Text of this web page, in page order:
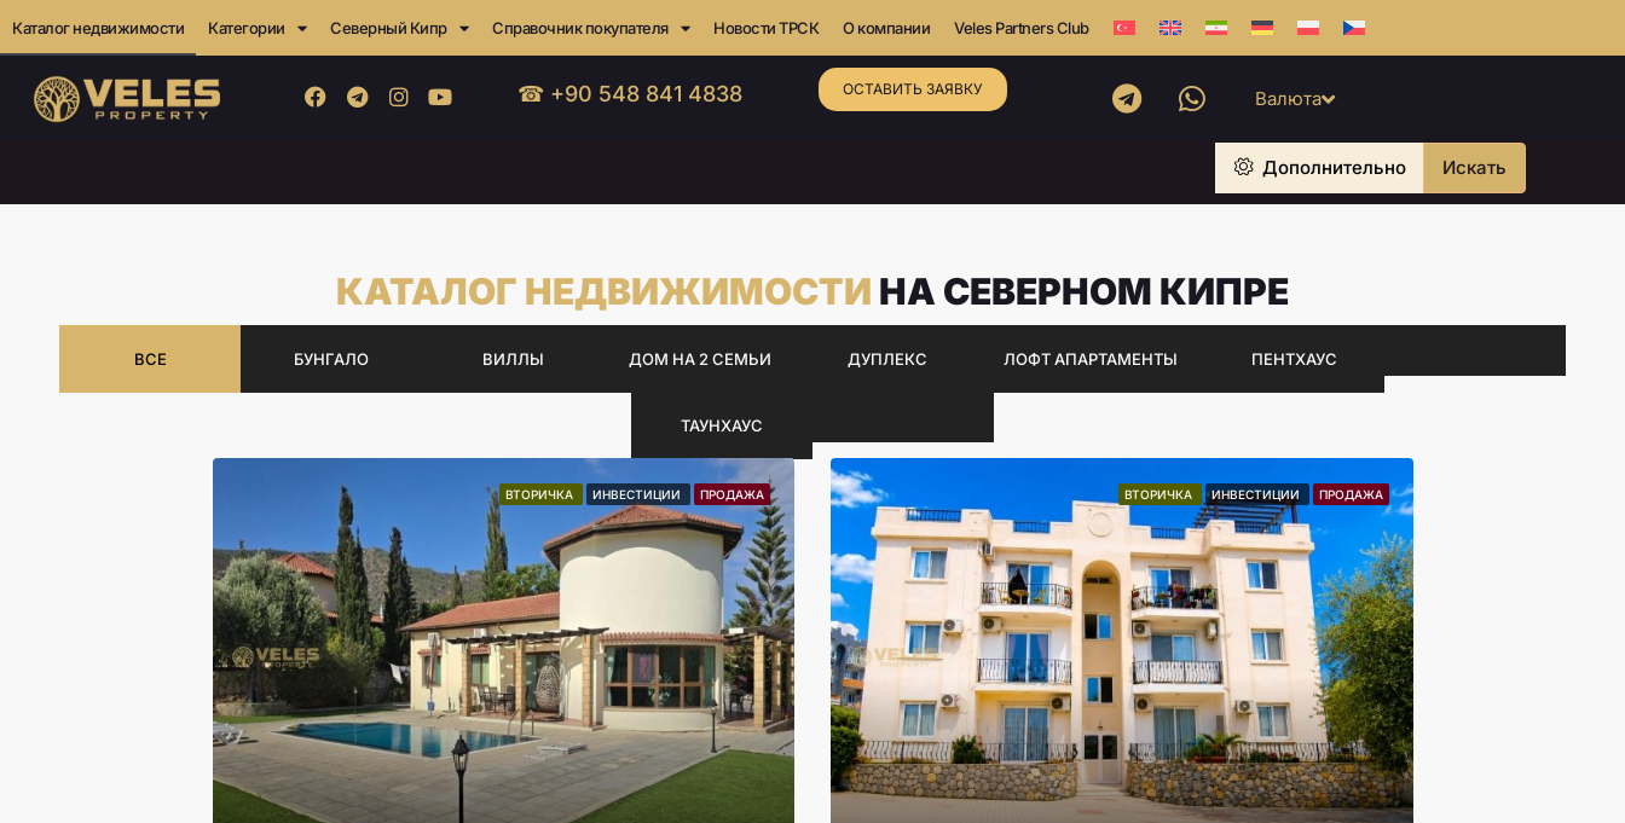
Каталог недвижимости Категории Северный Кипр Справочник покупателя Новости ТРСК О компании Veles Partners Club
☎ +90 548 841 4838 ОСТАВИТЬ ЗАЯВКУ Валюта
Дополнительно Искать
КАТАЛОГ НЕДВИЖИМОСТИ НА СЕВЕРНОМ КИПРЕ
ВСЕ БУНГАЛО ВИЛЛЫ ДОМ НА 2 СЕМЬИ ДУПЛЕКС ЛОФТ АПАРТАМЕНТЫ ПЕНТХАУС
ТАУНХАУС
ВТОРИЧКА ИНВЕСТИЦИИ ПРОДАЖА ВТОРИЧКА ИНВЕСТИЦИИ ПРОДАЖА